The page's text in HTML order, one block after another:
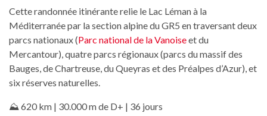
Cette randonnée itinérante relie le Lac Léman à la
Méditerranée par la section alpine du GR5 en traversant deux
parcs nationaux (Parc national de la Vanoiseet du
Mercantour), quatre parcs régionaux (parcs du massif des
Bauges, de Chartreuse, du Queyras et des Préalpes d’Azur), et
six réserves naturelles.
⛰️ 620 km | 30.000 m de D+ | 36 jours